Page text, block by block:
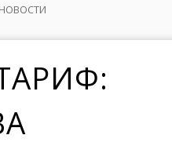
НОВОСТИ